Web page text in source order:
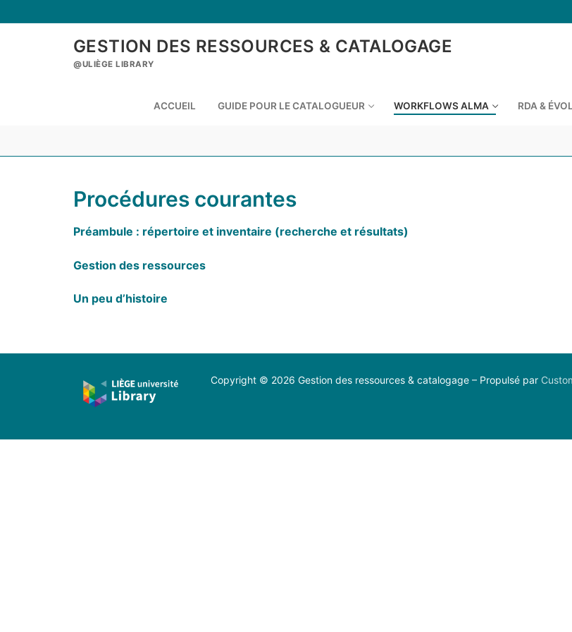
au
GESTION DES RESSOURCES & CATALOGAGE
@ULIÈGE LIBRARY
ACCUEIL GUIDE POUR LE CATALOGUEUR WORKFLOWS ALMA RDA &
Procédures courantes
Préambule : répertoire et inventaire (recherche et résultats)
Gestion des ressources
Un peu d’histoire
Copyright © 2026 Gestion des ressources & catalogage – Propulsé par